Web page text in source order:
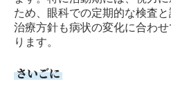
ため、眼科での定期的な検査と
治療方針も病状の変化に合わ
ります。
さいごに